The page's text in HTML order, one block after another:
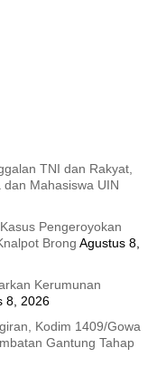
TNI dan Rakyat,
Mahasiswa UIN
Pengeroyokan
Brong Agustus 8,
Kerumunan
8, 2026
Kodim 1409/Gowa
Gantung Tahap